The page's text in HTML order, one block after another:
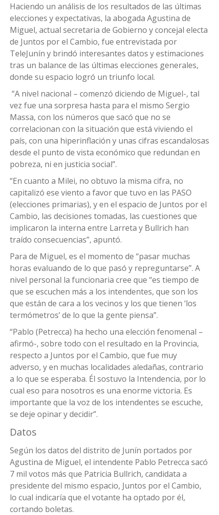
Haciendo un análisis de los resultados de las últimas
elecciones y expectativas, la abogada Agustina de
Miguel, actual secretaria de Gobierno y concejal electa
de Juntos por el Cambio, fue entrevistada por
TeleJunín y brindó interesantes datos y estimaciones
tras un balance de las últimas elecciones generales,
donde su espacio logró un triunfo local.
“A nivel nacional – comenzó diciendo de Miguel-, tal
vez fue una sorpresa hasta para el mismo Sergio
Massa, con los números que sacó que no se
correlacionan con la situación que está viviendo el
país, con una hiperinflación y unas cifras escandalosas
desde el punto de vista económico que redundan en
pobreza, ni en justicia social”.
“En cuanto a Milei, no obtuvo la misma cifra, no
capitalizó ese viento a favor que tuvo en las PASO
(elecciones primarias), y en el espacio de Juntos por el
Cambio, las decisiones tomadas, las cuestiones que
implicaron la interna entre Larreta y Bullrich han
traído consecuencias”, apuntó.
Para de Miguel, es el momento de “pasar muchas
horas evaluando de lo que pasó y repreguntarse”. A
nivel personal la funcionaria cree que “es tiempo de
que se escuchen más a los intendentes, que son los
que están de cara a los vecinos y los que tienen ‘los
termómetros’ de lo que la gente piensa”.
“Pablo (Petrecca) ha hecho una elección fenomenal –
afirmó-, sobre todo con el resultado en la Provincia,
respecto a Juntos por el Cambio, que fue muy
adverso, y en muchas localidades aledañas, contrario
a lo que se esperaba. Él sostuvo la Intendencia, por lo
cual eso para nosotros es una enorme victoria. Es
importante que la voz de los intendentes se escuche,
se deje opinar y decidir”.
Datos
Según los datos del distrito de Junín portados por
Agustina de Miguel, el intendente Pablo Petrecca sacó
7 mil votos más que Patricia Bullrich, candidata a
presidente del mismo espacio, Juntos por el Cambio,
lo cual indicaría que el votante ha optado por él,
cortando boletas.